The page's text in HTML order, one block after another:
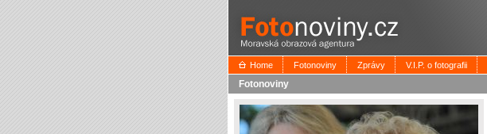
Home Fotonoviny Zprávy V.I.P. o fotografii
Fotonoviny